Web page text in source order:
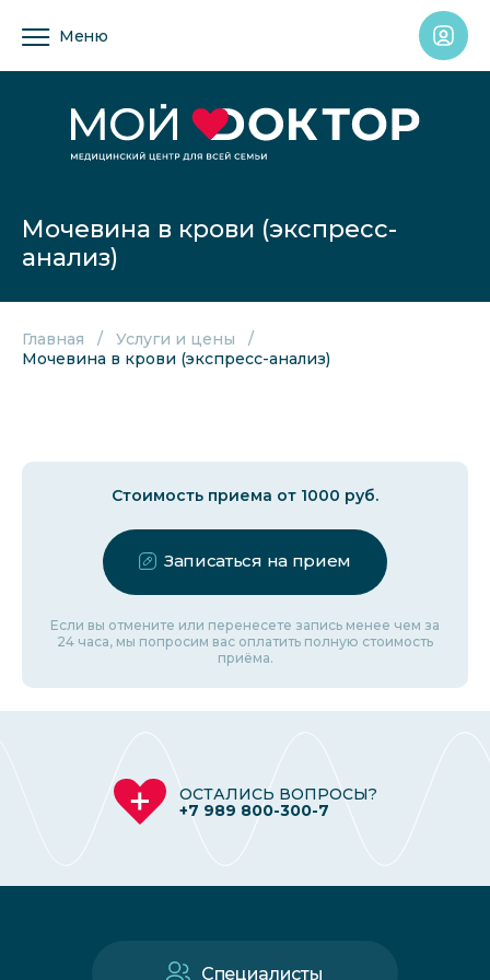
Меню
Мочевина в крови (экспресс-
анализ)
Главная
Услуги и цены
Мочевина в крови (экспресс-анализ)
Стоимость приема от 1000 руб.
Записаться на прием
Если вы отмените или перенесете запись менее чем за
24 часа, мы попросим вас оплатить полную стоимость
приёма.
ОСТАЛИСЬ ВОПРОСЫ?
+7 989 800-300-7
Специалисты